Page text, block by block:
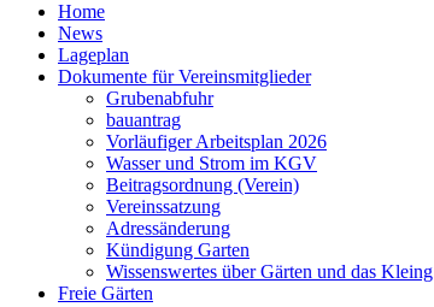
Home
News
Lageplan
Dokumente für Vereinsmitglieder
Grubenabfuhr
bauantrag
Vorläufiger Arbeitsplan 2026
Wasser und Strom im KGV
Beitragsordnung (Verein)
Vereinssatzung
Adressänderung
Kündigung Garten
Wissenswertes über Gärten und das Kleing
Freie Gärten